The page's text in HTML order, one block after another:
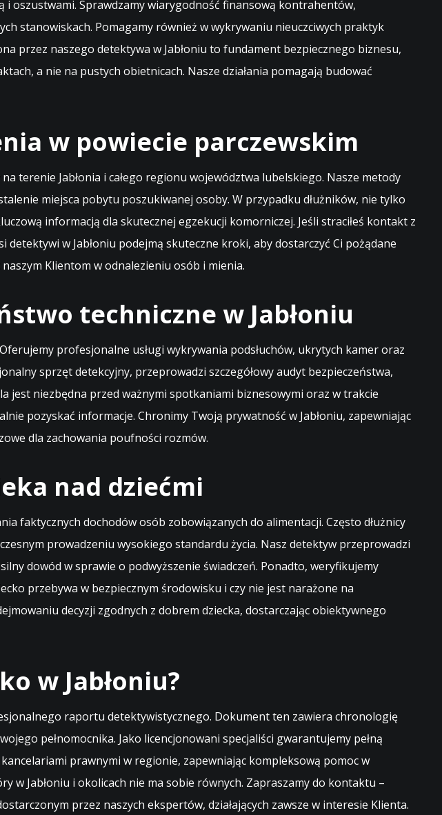
oszustwami. Sprawdzamy wiarygodność finansową kontrahentów,
stanowiskach. Pomagamy również w wykrywaniu nieuczciwych praktyk
przez naszego detektywa w Jabłoniu to fundament bezpiecznego biznesu,
a nie na pustych obietnicach. Nasze działania pomagają budować
w powiecie parczewskim
terenie Jabłonia i całego regionu województwa lubelskiego. Nasze metody
miejsca pobytu poszukiwanej osoby. W przypadku dłużników, nie tylko
informacją dla skutecznej egzekucji komorniczej. Jeśli straciłeś kontakt z
w Jabłoniu podejmą skuteczne kroki, aby dostarczyć Ci pożądane
Klientom w odnalezieniu osób i mienia.
techniczne w Jabłoniu
profesjonalne usługi wykrywania podsłuchów, ukrytych kamer oraz
sprzęt detekcyjny, przeprowadzi szczegółowy audyt bezpieczeństwa,
niezbędna przed ważnymi spotkaniami biznesowymi oraz w trakcie
pozyskać informacje. Chronimy Twoją prywatność w Jabłoniu, zapewniając
dla zachowania poufności rozmów.
nad dziećmi
faktycznych dochodów osób zobowiązanych do alimentacji. Często dłużnicy
prowadzeniu wysokiego standardu życia. Nasz detektyw przeprowadzi
dowód w sprawie o podwyższenie świadczeń. Ponadto, weryfikujemy
przebywa w bezpiecznym środowisku i czy nie jest narażone na
decyzji zgodnych z dobrem dziecka, dostarczając obiektywnego
w Jabłoniu?
raportu detektywistycznego. Dokument ten zawiera chronologię
pełnomocnika. Jako licencjonowani specjaliści gwarantujemy pełną
prawnymi w regionie, zapewniając kompleksową pomoc w
Jabłoniu i okolicach nie ma sobie równych. Zapraszamy do kontaktu –
przez naszych ekspertów, działających zawsze w interesie Klienta.